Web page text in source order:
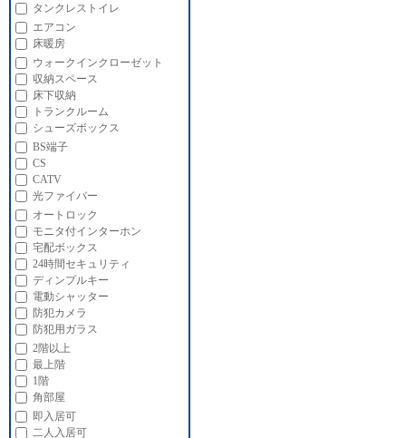
タンクレストイレ
エアコン
床暖房
ウォークインクローゼット
収納スペース
床下収納
トランクルーム
シューズボックス
BS端子
CS
CATV
光ファイバー
オートロック
モニタ付インターホン
宅配ボックス
24時間セキュリティ
ディンプルキー
電動シャッター
防犯カメラ
防犯用ガラス
2階以上
最上階
1階
角部屋
即入居可
二人入居可